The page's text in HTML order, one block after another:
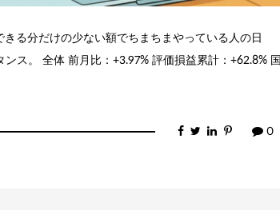
る分だけの少ない額でちまちまやっている人の日
ス。 全体 前月比：+3.97% 評価損益累計：+62.8% 国
0